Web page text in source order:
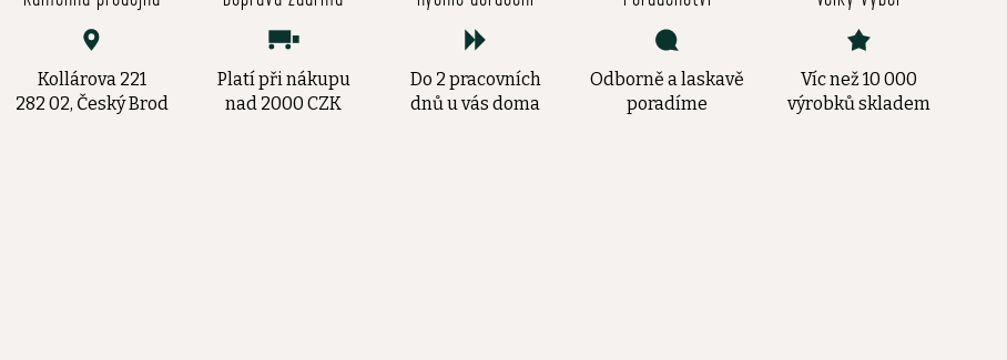
Kollárova 221
282 02, Český Brod
Platí při nákupu
nad 2000 CZK
Do 2 pracovních
dnů u vás doma
Odborně a laskavě
poradíme
Víc než 10 000
výrobků skladem